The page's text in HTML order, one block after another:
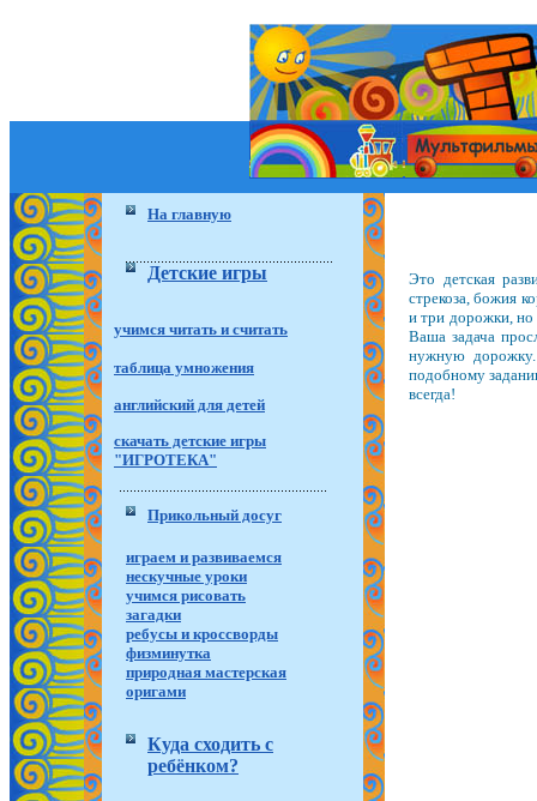
На главную
Детские игры
учимся читать и считать
таблица умножения
английский для детей
скачать детские игры
"ИГРОТЕКА"
Прикольный досуг
играем и развиваемся
нескучные уроки
учимся рисовать
загадки
ребусы и кроссворды
физминутка
природная мастерская
оригами
Куда сходить с
ребёнком?
Это детская
стрекоза, божия
и три дорожки, но
Ваша задача
нужную
подобному
всегда!